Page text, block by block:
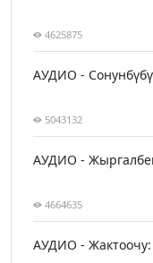
4625875
АУДИО -
5043132
АУДИО -
4664635
АУДИО - Жактоочу: